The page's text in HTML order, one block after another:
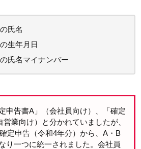
氏名
生年月日
氏名マイナンバー
申告書A」（会社員向け）、「確定
営業向け）と分かれていましたが、
定申告（令和4年分）から、A・B
り一つに統一されました。会社員